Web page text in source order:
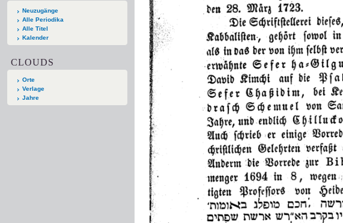
Neuzugänge
Alle Periodika
Alle Titel
Kalender
CLOUDS
Orte
Verlage
Jahre